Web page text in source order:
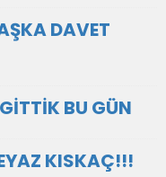
DAVET
BU GÜN
KISKAÇ!!!